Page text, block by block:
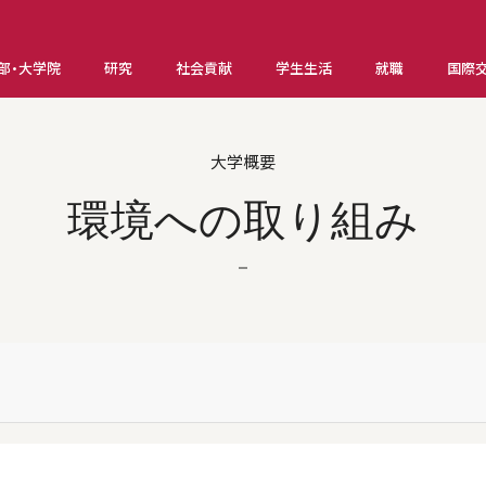
・大学院 研究 社会貢献 学生生活 就職 国際
大学概要
環境への取り組み